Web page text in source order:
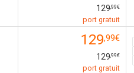
129,99€
port gratuit
129,99€
129,99€
port gratuit